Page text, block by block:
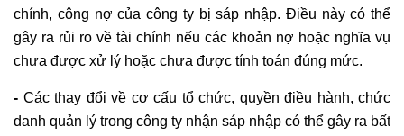
chính, công nợ của công ty bị sáp nhập. Điều này có thể
gây ra rủi ro về tài chính nếu các khoản nợ hoặc nghĩa vụ
chưa được xử lý hoặc chưa được tính toán đúng mức.
- Các thay đổi về cơ cấu tổ chức, quyền điều hành, chức
danh quản lý trong công ty nhận sáp nhập có thể gây ra bất